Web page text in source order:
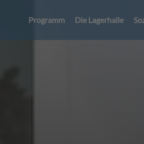
Programm Die Lagerhalle